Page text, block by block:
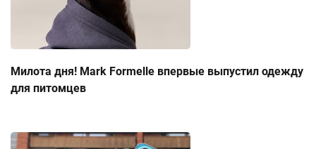
Милота дня! Mark Formelle впервые выпустил одежду
для питомцев